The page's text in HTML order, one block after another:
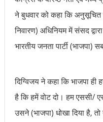
ने बुधवार को कहा कि
निवारण) अधिनियम में संसद
भारतीय जनता पार्टी (भाजपा)
दिग्विजय ने कहा कि भाजपा
है कि हमें वोट दो। हम एससी/
उसने (भाजपा) धोखा दिया है, तो